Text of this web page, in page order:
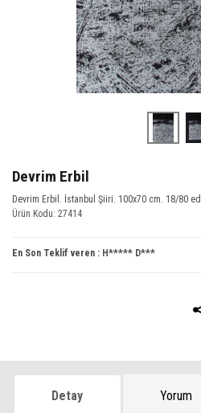
Devrim Erbil
Devrim Erbil. İstanbul Şiiri. 100x70 cm. 18/80
Ürün Kodu: 27414
En Son Teklif veren : H***** D***
Detay Yorum